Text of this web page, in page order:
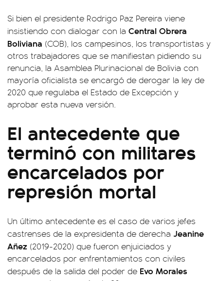
Si bien el presidente Rodrigo Paz Pereira viene
insistiendo con dialogar con la Central Obrera
Boliviana (COB), los campesinos, los transportistas y
otros trabajadores que se manifiestan pidiendo su
renuncia, la Asamblea Plurinacional de Bolivia con
mayoría oficialista se encargó de derogar la ley de
2020 que regulaba el Estado de Excepción y
aprobar esta nueva versión.
El antecedente que
terminó con militares
encarcelados por
represión mortal
Un último antecedente es el caso de varios jefes
castrenses de la expresidenta de derecha Jeanine
Añez (2019-2020) que fueron enjuiciados y
encarcelados por enfrentamientos con civiles
después de la salida del poder de Evo Morales